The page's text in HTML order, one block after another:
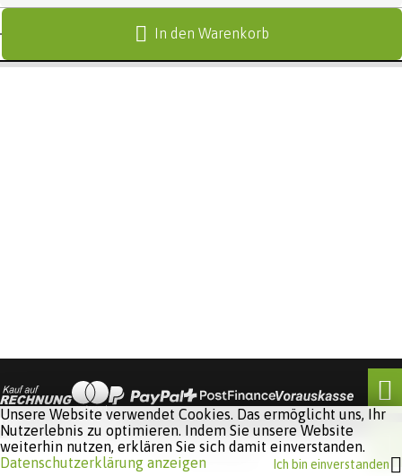
In den Warenkorb
Software:
Unsere Website verwendet Cookies. Das ermöglicht uns, Ihr
Nutzerlebnis zu optimieren. Indem Sie unsere Website
weiterhin nutzen, erklären Sie sich damit einverstanden.
Datenschutzerklärung anzeigen
Ich bin einverstanden